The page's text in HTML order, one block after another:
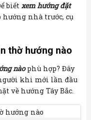
biết xem hướng đặt
nhà trước, cụ
thờ hướng nào
nàophù hợp? Đây
khi mới lần đầu
về hướng Tây Bắc.